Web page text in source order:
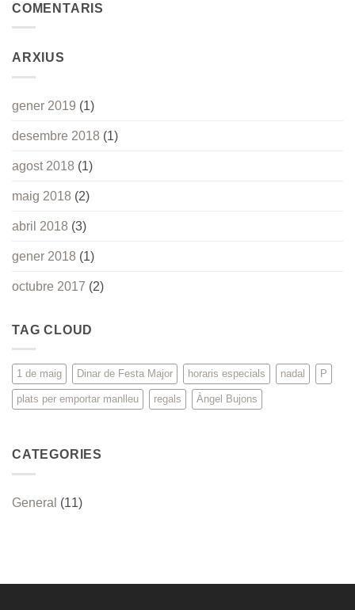
COMENTARIS
ARXIUS
gener 2019 (1)
desembre 2018 (1)
agost 2018 (1)
maig 2018 (2)
abril 2018 (3)
gener 2018 (1)
octubre 2017 (2)
TAG CLOUD
1 de maig Dinar de Festa Major horaris especials nadal P
plats per emportar manlleu regals Àngel Bujons
CATEGORIES
General (11)